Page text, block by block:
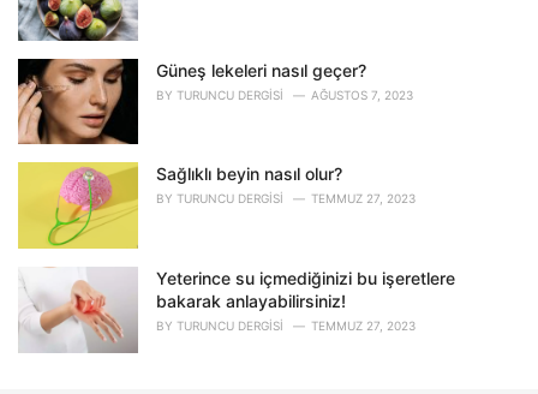
Güneş lekeleri nasıl geçer?
BY TURUNCU DERGISI AĞUSTOS 7, 2023
Sağlıklı beyin nasıl olur?
BY TURUNCU DERGISI TEMMUZ 27, 2023
Yeterince su içmediğinizi bu işeretlere
bakarak anlayabilirsiniz!
BY TURUNCU DERGISI TEMMUZ 27, 2023